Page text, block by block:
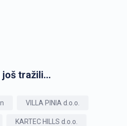
tražili...
VILLA PINIA d.o.o.
KARTEC HILLS d.o.o.